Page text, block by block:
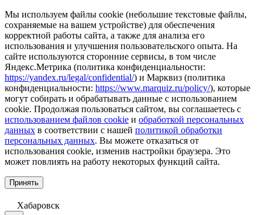
Мы используем файлы cookie (небольшие текстовые файлы,
сохраняемые на вашем устройстве) для обеспечения
корректной работы сайта, а также для анализа его
использования и улучшения пользовательского опыта. На
сайте используются сторонние сервисы, в том числе
Яндекс.Метрика (политика конфиденциальности:
https://yandex.ru/legal/confidential/) и Марквиз (политика
конфиденциальности: https://www.marquiz.ru/policy/), которые
могут собирать и обрабатывать данные с использованием
cookie. Продолжая пользоваться сайтом, вы соглашаетесь с
использованием файлов cookie и обработкой персональных
данных в соответствии с нашей политикой обработки
персональных данных. Вы можете отказаться от
использования cookie, изменив настройки браузера. Это
может повлиять на работу некоторых функций сайта.
Принять
Хабаровск